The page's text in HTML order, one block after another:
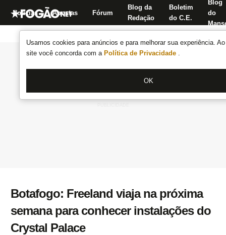
Usamos cookies para anúncios e para melhorar sua experiência.
site você concorda com a Política de Privacidade .
OK
Notícias Apostas Fórum
Blog da
Redação
Boletim
do C.E.
Blog
do
Botafogo: Freeland viaja na próxima
semana para conhecer instalações do
Crystal Palace